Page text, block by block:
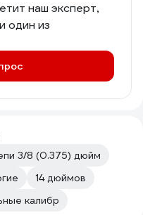
наш эксперт,
один из
3/8 (0.375) дюйм
14 дюймов
калибр